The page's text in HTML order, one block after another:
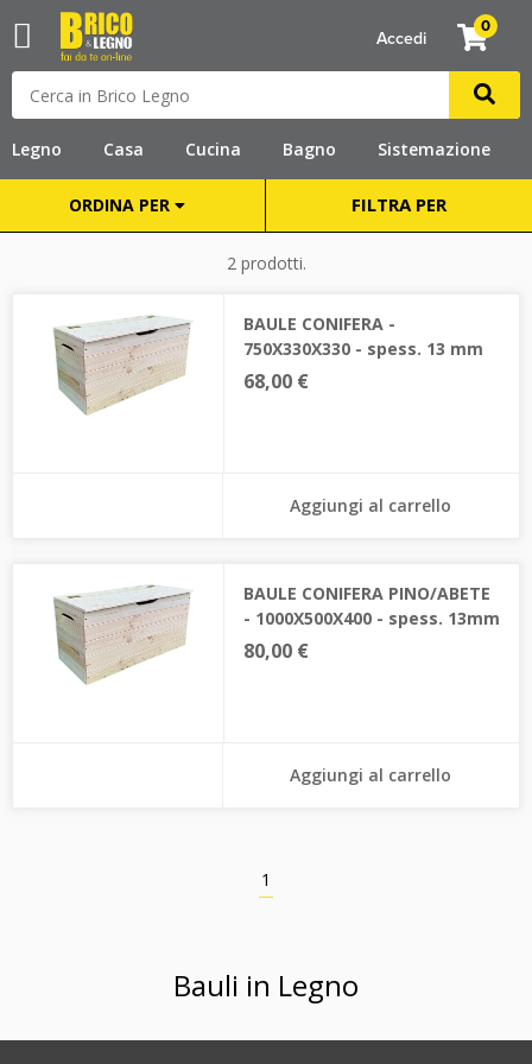
Legno Casa Cucina Bagno Sistemazione
0
Accedi
2 prodotti.
ORDINA PER FILTRA PER
BAULE CONIFERA -
750X330X330 - spess. 13 mm
68,00 €
Aggiungi al carrello
BAULE CONIFERA PINO/ABETE
- 1000X500X400 - spess. 13mm
80,00 €
Aggiungi al carrello
1
Bauli in Legno